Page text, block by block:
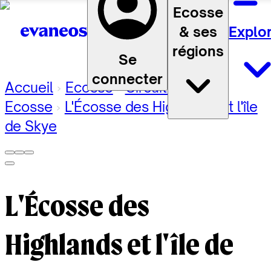
Se
connecter
Ecosse
& ses
régions
Accueil Ecosse
Circuits
Ecosse
L'Écosse des Highlands et l'île
de Skye
L'Écosse des
Highlands et l'île de